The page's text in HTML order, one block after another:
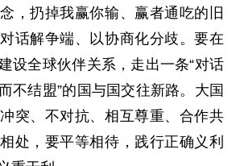
，扔掉我赢你输、赢者通吃的旧
话解争端、以协商化分歧。要在
设全球伙伴关系，走出一条“对话
不结盟”的国与国交往新路。大国
突、不对抗、相互尊重、合作共
处，要平等相待，践行正确义利